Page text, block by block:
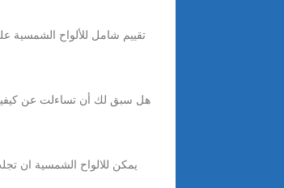
تقييم شامل للألواح الشمسية